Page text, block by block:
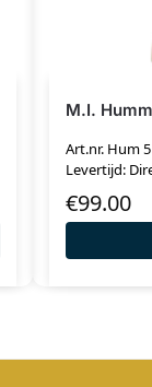
M.I.
Art.nr. Hum
Levertijd:
€99.00